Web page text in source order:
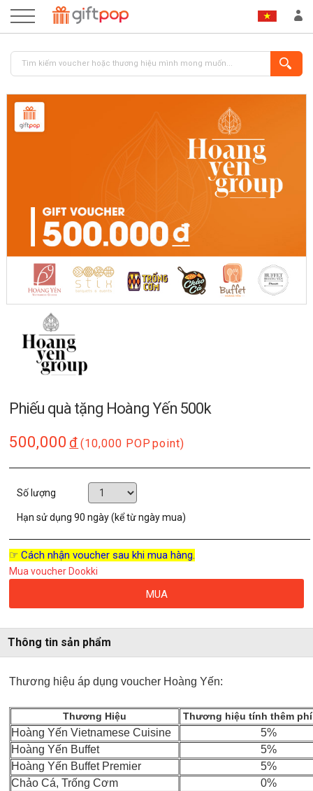
ĐĂNG KÝ
Phiếu quà tặng Hoàng Yến 500k
500,000 đ (10,000 POP point)
Số lượng
Hạn sử dụng90 ngày (kể từ ngày mua)
☞ Cách nhận voucher sau khi mua hàng.
Mua voucher Dookki
MUA
Thông tin sản phẩm
Thương hiệu áp dụng voucher Hoàng Yến:
Thương Hiệu Thương hiệu tính thêm
Hoàng Yến Vietnamese Cuisine
5%
Hoàng Yến Buffet
5%
Hoàng Yến Buffet Premier
5%
Chảo Cá, Trống Cơm
0%